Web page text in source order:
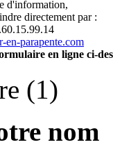
d'information,
directement par :
en-parapente.com
en ligne ci-
(1)
nom